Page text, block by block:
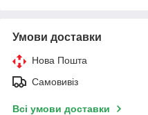
Умови доставки
Нова Пошта
Самовивіз
Всі умови доставки